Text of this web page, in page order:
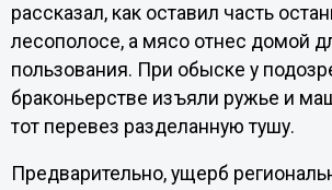
рассказал, как оставил часть
лесополосе, а мясо отнес домой
пользования. При обыске у
браконьерстве изъяли ружье и
тот перевез разделанную тушу.
Предварительно, ущерб